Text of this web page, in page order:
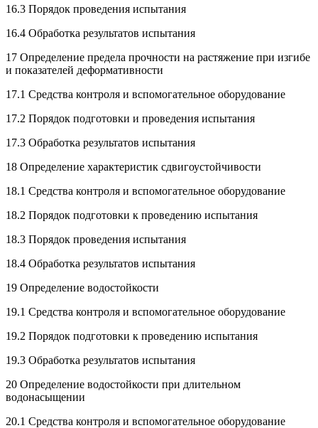
16.3 Порядок проведения испытания
16.4 Обработка результатов испытания
17 Определение предела прочности на растяжение при изгибе
и показателей деформативности
17.1 Средства контроля и вспомогательное оборудование
17.2 Порядок подготовки и проведения испытания
17.3 Обработка результатов испытания
18 Определение характеристик сдвигоустойчивости
18.1 Средства контроля и вспомогательное оборудование
18.2 Порядок подготовки к проведению испытания
18.3 Порядок проведения испытания
18.4 Обработка результатов испытания
19 Определение водостойкости
19.1 Средства контроля и вспомогательное оборудование
19.2 Порядок подготовки к проведению испытания
19.3 Обработка результатов испытания
20 Определение водостойкости при длительном
водонасыщении
20.1 Средства контроля и вспомогательное оборудование